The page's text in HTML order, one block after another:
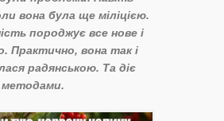
вона була ще міліцією.
породжує все нове і
Практично, вона так і
радянською. Та діє